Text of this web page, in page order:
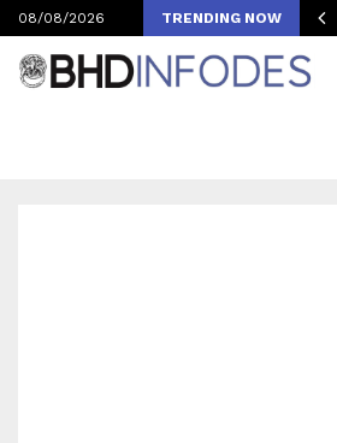
08/08/2026 TRENDING NOW
Merlinovih koncerata